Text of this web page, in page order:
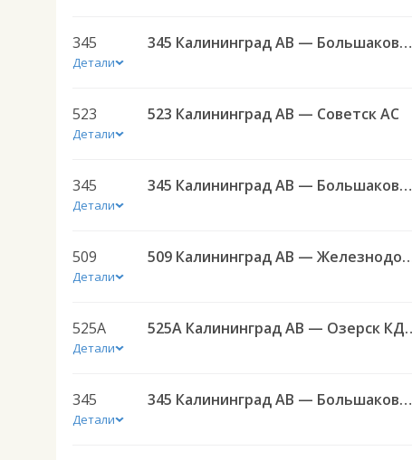
345
Детали
345 Калининград АВ — Большаково п. ч/з Полесск г.
523
Детали
523 Калининград АВ — Советск АС
345
Детали
345 Калининград АВ — Большаково п. ч/з Полесск г.
509
Детали
509 Калининград АВ —
525А
Детали
525А
345
Детали
345 Калининград АВ — Большаково п. ч/з Полесск г.